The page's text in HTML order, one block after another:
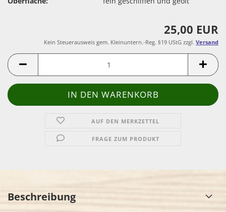
25,00 EUR
Kein Steuerausweis gem. Kleinuntern.-Reg. §19 UStG zzgl. Versand
AUF DEN MERKZETTEL
FRAGE ZUM PRODUKT
Beschreibung